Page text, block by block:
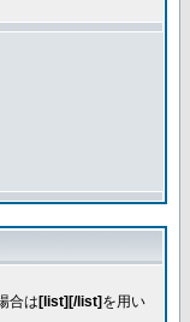
合は [list][/list] を用い